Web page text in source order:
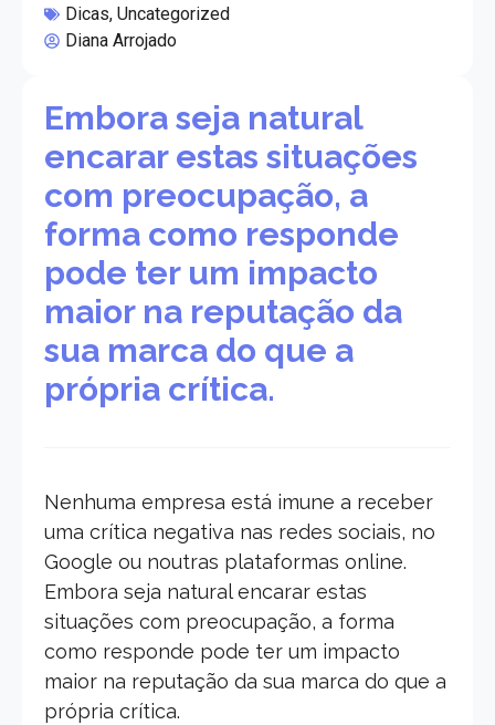
Dicas, Uncategorized
Diana Arrojado
Embora seja natural
encarar estas situações
com preocupação, a
forma como responde
pode ter um impacto
maior na reputação da
sua marca do que a
própria crítica.
Nenhuma empresa está imune a receber
uma crítica negativa nas redes sociais, no
Google ou noutras plataformas online.
Embora seja natural encarar estas
situações com preocupação, a forma
como responde pode ter um impacto
maior na reputação da sua marca do que a
própria crítica.